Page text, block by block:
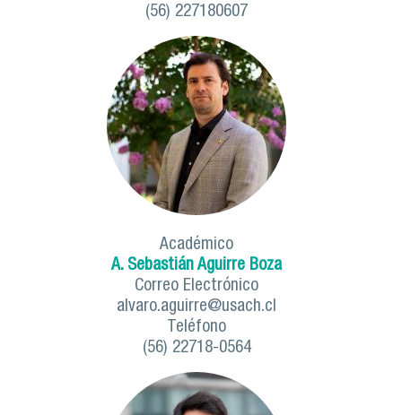
(56) 227180607
Académico
A. Sebastián Aguirre Boza
Correo Electrónico
alvaro.aguirre@usach.cl
Teléfono
(56) 22718-0564